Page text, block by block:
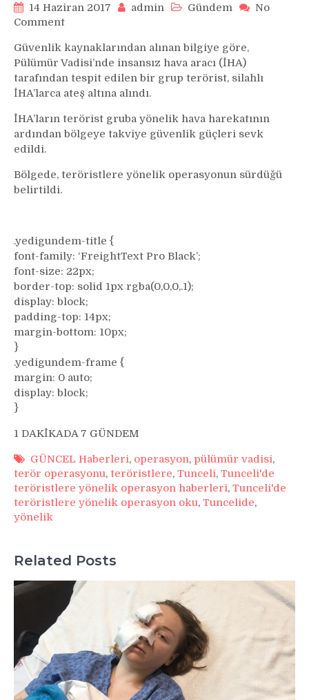
14 Haziran 2017 admin Gündem
No
Commenton
teröristlere
yönelik
operasyon
Güvenlik kaynaklarından alınan bilgiye göre,
Pülümür Vadisi’nde insansız hava aracı (İHA)
tarafından tespit edilen bir grup terörist, silahlı
İHA’larca ateş altına alındı.
İHA’ların terörist gruba yönelik hava harekatının
ardından bölgeye takviye güvenlik güçleri sevk
edildi.
Bölgede, teröristlere yönelik operasyonun sürdüğü
belirtildi.
.yedigundem-title {
font-family: ‘FreightText Pro Black’;
font-size: 22px;
border-top: solid 1px rgba(0,0,0,.1);
display: block;
padding-top: 14px;
margin-bottom: 10px;
}
.yedigundem-frame {
margin: 0 auto;
display: block;
}
1 DAKİKADA 7 GÜNDEM
GÜNCEL Haberleri, operasyon, pülümür vadisi,
terör operasyonu, teröristlere, Tunceli, Tunceli'de
teröristlere yönelik operasyon haberleri, Tunceli'de
teröristlere yönelik operasyon oku, Tuncelide,
yönelik
Related Posts